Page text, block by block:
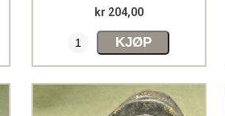
kr 204,00
KJØP